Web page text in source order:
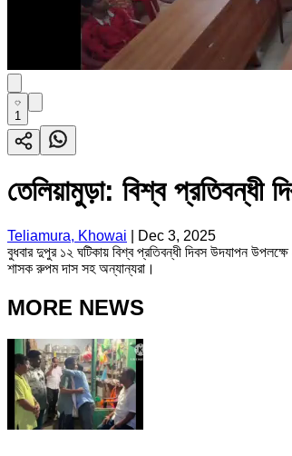
1
তেলিয়ামুড়া: বিশ্ব প্রতিবন্ধী
Teliamura, Khowai
Dec 3, 2025
বুধবার দুপুর ১২ ঘটিকায় বিশ্ব প্রতিবন্ধী দিবস উদযাপন
শাসক রুপম দাস সহ অন্যান্যরা।
MORE NEWS